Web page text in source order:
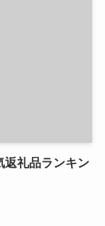
返礼品ランキン